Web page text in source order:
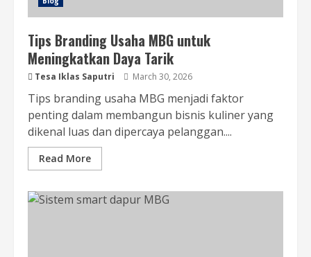
Tips Branding Usaha MBG untuk
Meningkatkan Daya Tarik
Tesa Iklas Saputri March 30, 2026
Tips branding usaha MBG menjadi faktor
penting dalam membangun bisnis kuliner yang
dikenal luas dan dipercaya pelanggan....
Read More